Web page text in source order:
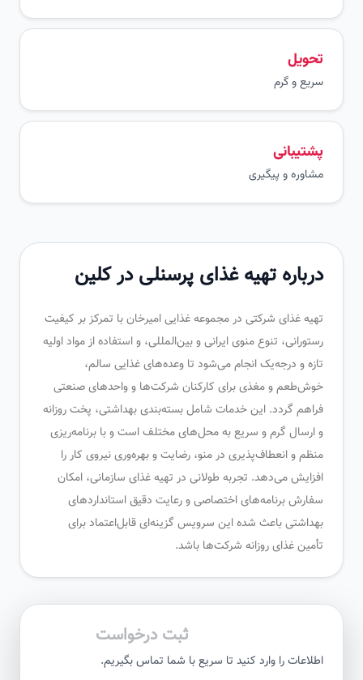
سریع و گرم
پشتیبانی
مشاوره و پیگیری
درباره تهیه غذای پرسنلی در کلین
تهیه غذای شرکتی در مجموعه غذایی امیرخان با تمرکز بر کیفیت
رستورانی، تنوع منوی ایرانی و بین‌المللی، و استفاده از مواد اولیه
تازه و درجه‌یک انجام می‌شود تا وعده‌های غذایی سالم،
خوش‌طعم و مغذی برای کارکنان شرکت‌ها و واحدهای صنعتی
فراهم گردد. این خدمات شامل بسته‌بندی بهداشتی، پخت روزانه
و ارسال گرم و سریع به محل‌های مختلف است و با برنامه‌ریزی
منظم و انعطاف‌پذیری در منو، رضایت و بهره‌وری نیروی کار را
افزایش می‌دهد. تجربه طولانی در تهیه غذای سازمانی، امکان
سفارش برنامه‌های اختصاصی و رعایت دقیق استانداردهای
بهداشتی باعث شده این سرویس گزینه‌ای قابل‌اعتماد برای
تأمین غذای روزانه شرکت‌ها باشد.
ثبت درخواست
اطلاعات را وارد کنید تا سریع با شما تماس بگیریم.